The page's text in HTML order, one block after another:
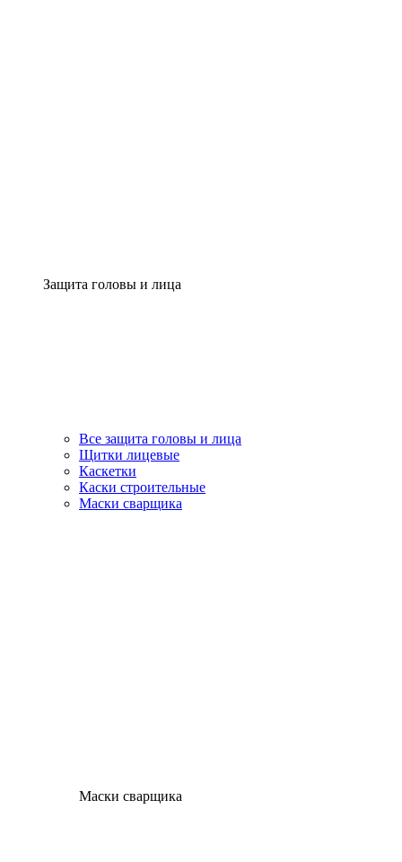
Защита головы и лица
Все защита головы и лица
Щитки лицевые
Каскетки
Каски строительные
Маски сварщика
Маски сварщика